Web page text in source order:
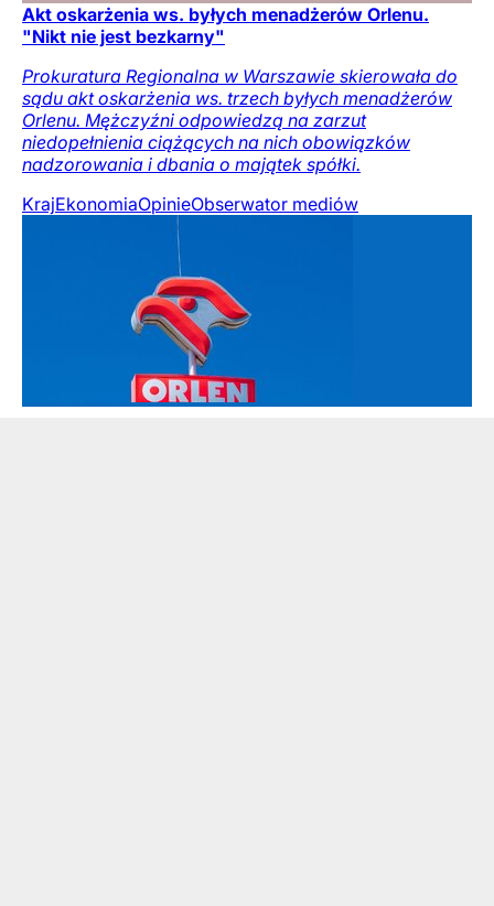
Akt oskarżenia ws. byłych menadżerów Orlenu.
"Nikt nie jest bezkarny"
Prokuratura Regionalna w Warszawie skierowała do
sądu akt oskarżenia ws. trzech byłych menadżerów
Orlenu. Mężczyźni odpowiedzą na zarzut
niedopełnienia ciążących na nich obowiązków
nadzorowania i dbania o majątek spółki.
KrajEkonomiaOpinieObserwator mediów